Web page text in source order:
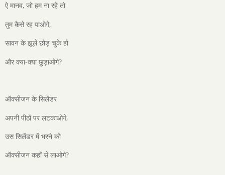
ऐ मानव, जो हम ना रहे तो
तुम कैसे रह पाओगे,
सावन के झूले छोड़ चुके हो
और क्या-क्या छुड़ाओगे?
ऑक्सीजन के सिलेंडर
अपनी पीठों पर लटकाओगे,
उस सिलेंडर में भरने को
ऑक्सीजन कहाँ से लाओगे?